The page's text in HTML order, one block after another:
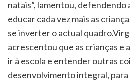
natais”, lamentou, defendendo
educar cada vez mais as
se inverter o actual
acrescentou que as crianças e
ir à escola e entender outras
desenvolvimento integral,